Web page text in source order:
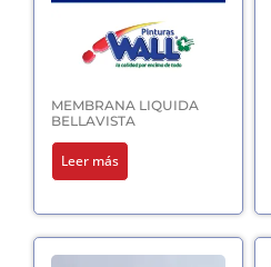
MEMBRANA LIQUIDA
BELLAVISTA
Leer más